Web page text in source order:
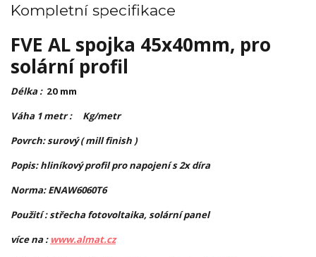
Kompletní specifikace
FVE AL spojka 45x40mm, pro
solární profil
Délka :20 mm
Váha 1 metr : Kg/metr
Povrch: surový ( mill finish )
Popis: hliníkový profil pro napojení s 2x díra
Norma: ENAW6060T6
Použití : střecha fotovoltaika, solární panel
více na : www.almat.cz